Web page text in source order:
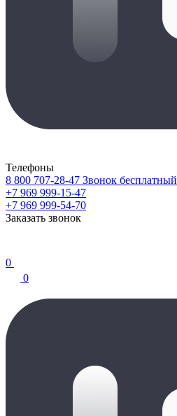
Телефоны
8 800 707-28-47 Звонок бесплатный
+7 969 999-15-47
+7 969 999-54-70
Заказать звонок
0
0